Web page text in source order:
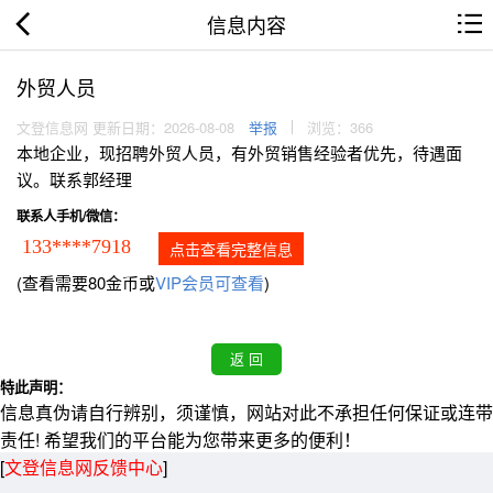
信息内容
外贸人员
文登信息网 更新日期：2026-08-08 举报 浏览：366
本地企业，现招聘外贸人员，有外贸销售经验者优先，待遇面
议。联系郭经理
联系人手机/微信：
133****7918 点击查看完整信息
(查看需要80金币或VIP会员可查看)
特此声明：
信息真伪请自行辨别，须谨慎，网站对此不承担任何保证或连带
责任! 希望我们的平台能为您带来更多的便利！
[文登信息网反馈中心]